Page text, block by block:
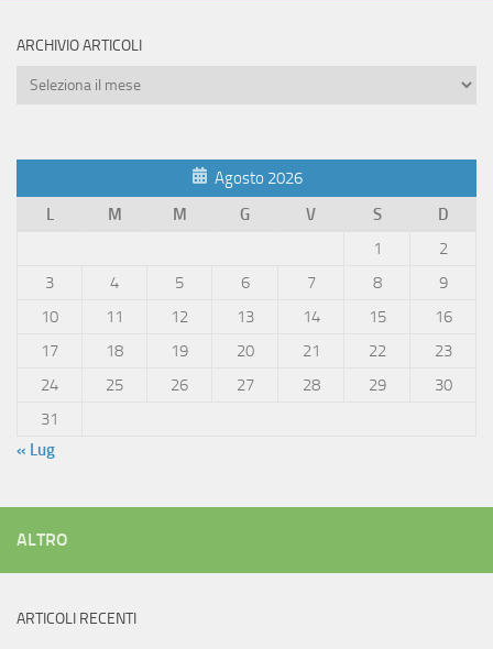
ARCHIVIO ARTICOLI
Archivio
Agosto 2026
L
M M G V S
D
1
2
3
4 5 6 7 8
9
10
11 12 13 14 15
16
17
18 19 20 21 22
23
24
25 26 27 28 29
30
31
« Lug
ALTRO
ARTICOLI RECENTI